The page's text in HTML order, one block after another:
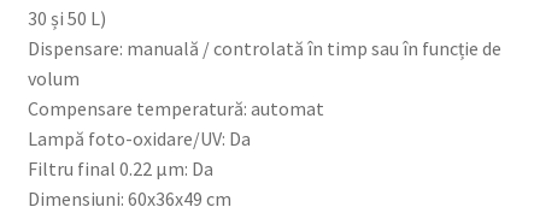
30 și 50 L)
Dispensare: manuală / controlată în timp sau în funcție de
volum
Compensare temperatură: automat
Lampă foto-oxidare/UV: Da
Filtru final 0.22 μm: Da
Dimensiuni: 60x36x49 cm